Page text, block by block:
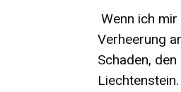
Wenn ich
Verheerung
Schaden,